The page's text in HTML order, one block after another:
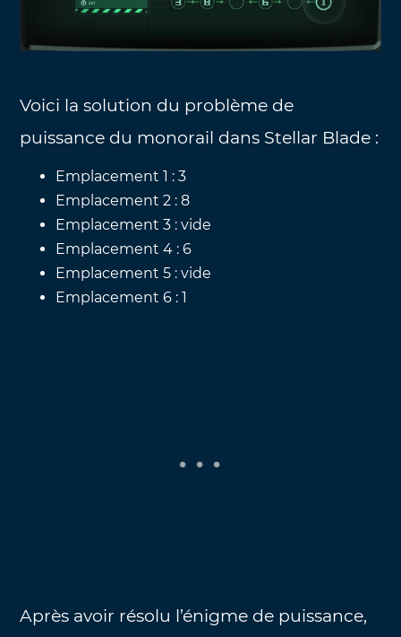
Voici la solution du problème de
puissance du monorail dans Stellar Blade :
Emplacement 1 : 3
Emplacement 2 : 8
Emplacement 3 : vide
Emplacement 4 : 6
Emplacement 5 : vide
Emplacement 6 : 1
Après avoir résolu l’énigme de puissance,